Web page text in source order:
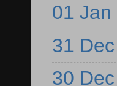
01 Jan
31 Dec
30 Dec